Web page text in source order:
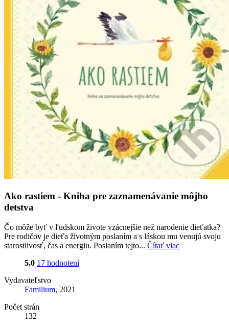
Ako rastiem - Kniha pre zaznamenávanie môjho
detstva
Čo môže byť v ľudskom živote vzácnejšie než narodenie dieťatka?
Pre rodičov je dieťa životným poslaním a s láskou mu venujú svoju
starostlivosť, čas a energiu. Poslaním tejto... Čítať viac
5,0 17 hodnotení
Vydavateľstvo
Familium, 2021
Počet strán
132